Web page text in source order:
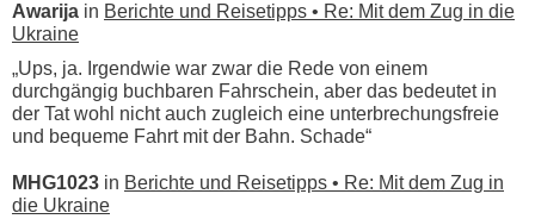
Awarija in Berichte und Reisetipps • Re: Mit dem Zug in die
Ukraine
„Ups, ja. Irgendwie war zwar die Rede von einem
durchgängig buchbaren Fahrschein, aber das bedeutet in
der Tat wohl nicht auch zugleich eine unterbrechungsfreie
und bequeme Fahrt mit der Bahn. Schade“
MHG1023 in Berichte und Reisetipps • Re: Mit dem Zug in
die Ukraine